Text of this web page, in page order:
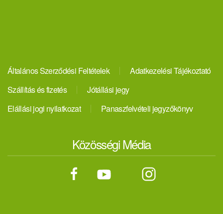
Általános Szerződési Feltételek
Adatkezelési Tájékoztató
Szállítás és fizetés
Jótállási jegy
Elállási jogi nyilatkozat
Panaszfelvételi jegyzőkönyv
Közösségi Média